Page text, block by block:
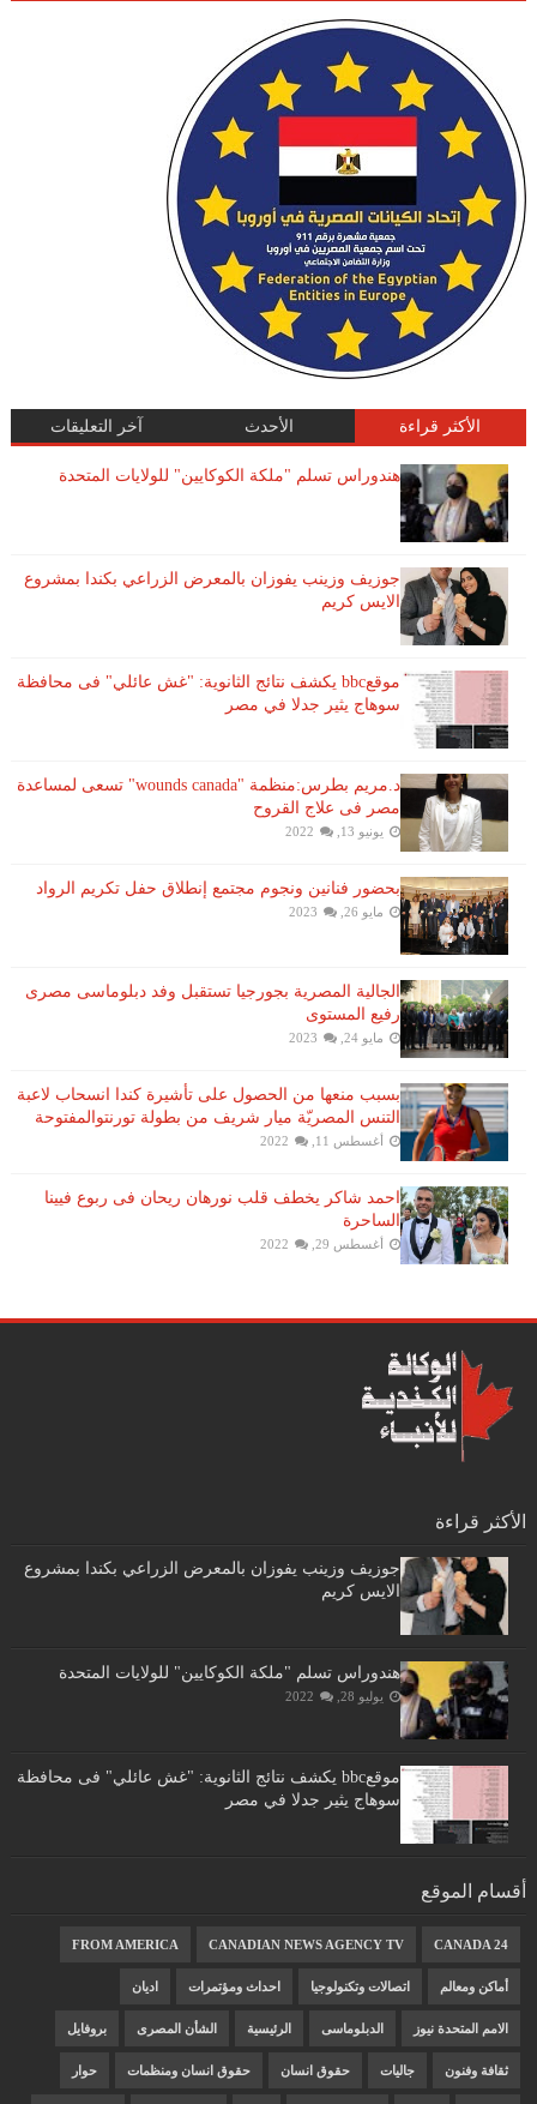
الأكثر قراءة الأحدث آخر التعليقات
هندوراس تسلم "ملكة الكوكايين" للولايات المتحدة
جوزيف وزينب يفوزان بالمعرض الزراعي بكندا بمشروع
الايس كريم
موقعbbc يكشف نتائج الثانوية: "غش عائلي" فى محافظة
سوهاج يثير جدلا في مصر
د.مريم بطرس:منظمة "wounds canada" تسعى لمساعدة
مصر فى علاج القروح
يونيو 13, 2022
بحضور فنانين ونجوم مجتمع إنطلاق حفل تكريم الرواد
مايو 26, 2023
الجالية المصرية بجورجيا تستقبل وفد دبلوماسى مصرى
رفيع المستوى
مايو 24, 2023
بسبب منعها من الحصول على تأشيرة كندا انسحاب لاعبة ​
التنس​ المصريّة ​ميار شريف​ من بطولة ​تورنتو​المفتوحة
أغسطس 11, 2022
احمد شاكر يخطف قلب نورهان ريحان فى ربوع فيينا
الساحرة
أغسطس 29, 2022
الأكثر قراءة
جوزيف وزينب يفوزان بالمعرض الزراعي بكندا بمشروع
الايس كريم
هندوراس تسلم "ملكة الكوكايين" للولايات المتحدة
يوليو 28, 2022
موقعbbc يكشف نتائج الثانوية: "غش عائلي" فى محافظة
سوهاج يثير جدلا في مصر
أقسام الموقع
CANADA 24
CANADIAN NEWS AGENCY TV
FROM AMERICA
أماكن ومعالم اتصالات وتكنولوجيا احداث ومؤتمرات اديان
الامم المتحدة نيوز الدبلوماسى الرئيسية الشأن المصرى بروفايل
ثقافة وفنون جاليات حقوق انسان حقوق انسان ومنظمات حوار